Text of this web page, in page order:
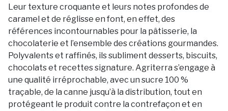
Leur texture croquante et leurs notes profondes de
caramel et de réglisse en font, en effet, des
références incontournables pour la pâtisserie, la
chocolaterie et l’ensemble des créations gourmandes.
Polyvalents et raffinés, ils subliment desserts, biscuits,
chocolats et recettes signature. Agriterra s’engage à
une qualité irréprochable, avec un sucre 100 %
traçable, de la canne jusqu’à la distribution, tout en
protégeant le produit contre la contrefaçon et en